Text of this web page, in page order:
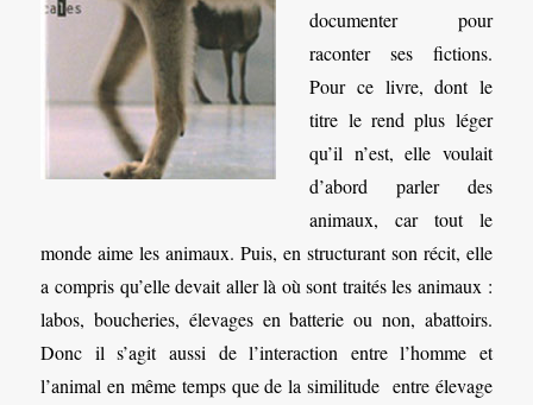
documenter pour
raconter ses fictions.
Pour ce livre, dont le
titre le rend plus léger
qu’il n’est, elle voulait
d’abord parler des
animaux, car tout le
monde aime les animaux. Puis, en structurant son récit, elle
a compris qu’elle devait aller là où sont traités les animaux :
labos, boucheries, élevages en batterie ou non, abattoirs.
Donc il s’agit aussi de l’interaction entre l’homme et
l’animal en même temps que de la similitude entre élevage